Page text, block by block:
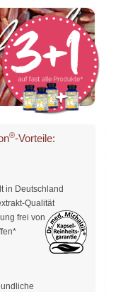
®-Vorteile:
in Deutschland
Qualität
frei von